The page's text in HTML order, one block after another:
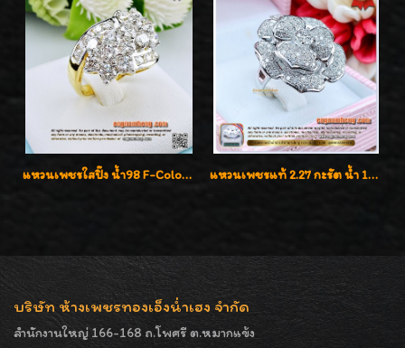
แหวนเพชรใสปิ๊ง น้ำ98 F-Color/VVS1 น้ำหนักเพชรรวม 2.56 กะรัต ใส่เต็มนิ้วเพชรเป็นน้ำเป็นเนื้อสวยมากๆค่ะ แหวนเพชรแท้ 2.27 กะรัต น้ำ 100% เบลเยี่ยมคัท ลวดลายดอกกุหลาบหรู
บริษัท ห้างเพชรทองเอ็งน่ำเฮง จำกัด
สำนักงานใหญ่ 166-168 ถ.โพศรี ต.หมากแข้ง